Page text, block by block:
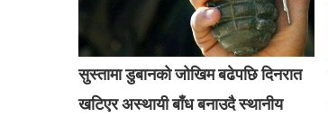
सुस्तामा डुबानको जोखिम बढेपछि दिनरात
खटिएर अस्थायी बाँध बनाउदै स्थानीय